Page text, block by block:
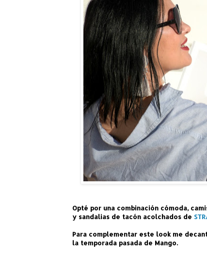
Opté por una combinación cómoda,
y sandalias de tacón acolchados de
Para complementar este look me
la temporada pasada de Mango.